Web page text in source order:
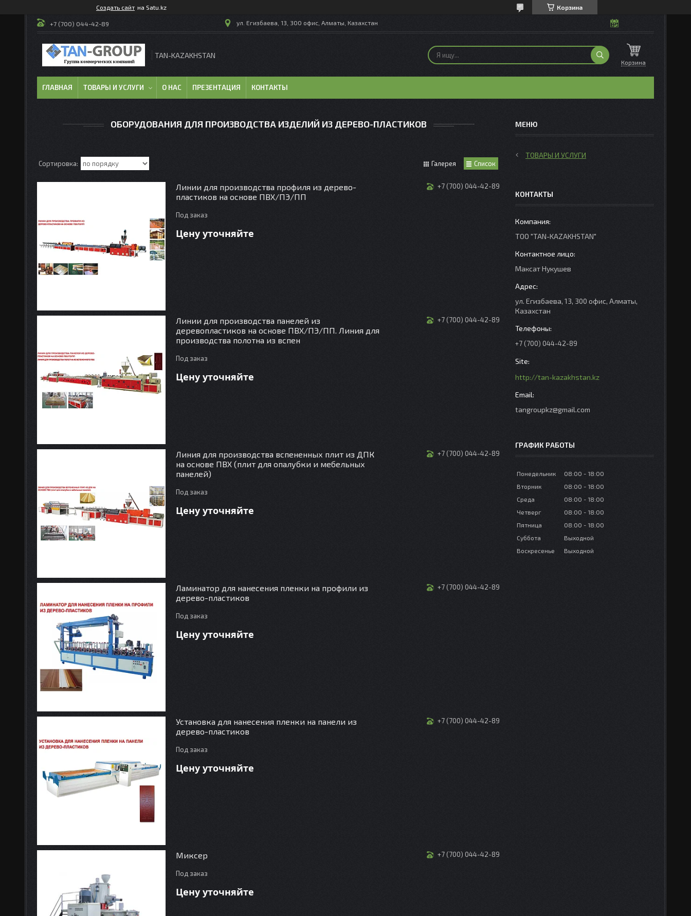
Создать сайт на Satu.kz Корзина
+7 (700) 044-42-89 ул. Егизбаева, 13, 300 офис, Алматы, Казахстан
TAN-KAZAKHSTAN
Корзина
ГЛАВНАЯ ТОВАРЫ И УСЛУГИ О НАС ПРЕЗЕНТАЦИЯ КОНТАКТЫ
ОБОРУДОВАНИЯ ДЛЯ ПРОИЗВОДСТВА ИЗДЕЛИЙ ИЗ ДЕРЕВО-ПЛАСТИКОВ
Галерея Список
Линии для производства профиля из дерево-
пластиков на основе ПВХ/ПЭ/ПП
Под заказ
Цену уточняйте
+7 (700) 044-42-89
Линии для производства панелей из
деревопластиков на основе ПВХ/ПЭ/ПП. Линия для
производства полотна из вспен
Под заказ
Цену уточняйте
+7 (700) 044-42-89
Линия для производства вспененных плит из ДПК
на основе ПВХ (плит для опалубки и мебельных
панелей)
Под заказ
Цену уточняйте
+7 (700) 044-42-89
Ламинатор для нанесения пленки на профили из
дерево-пластиков
Под заказ
Цену уточняйте
+7 (700) 044-42-89
Установка для нанесения пленки на панели из
дерево-пластиков
Под заказ
Цену уточняйте
+7 (700) 044-42-89
Миксер
Под заказ
Цену уточняйте
+7 (700) 044-42-89
ТОВАРЫ И УСЛУГИ
КОНТАКТЫ
ТОО "TAN-KAZAKHSTAN"
Максат Нукушев
ул. Егизбаева, 13, 300 офис, Алматы,
Казахстан
+7 (700) 044-42-89
http://tan-kazakhstan.kz
tangroupkz@gmail.com
ГРАФИК РАБОТЫ
Понедельник 08:00
18:00
Вторник
08:00
18:00
Среда
08:00
18:00
Четверг
08:00
18:00
Пятница
08:00
18:00
Суббота
Выходной
Воскресенье
Выходной